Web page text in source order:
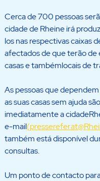
Cerca de 700 pessoas
cidade de Rheine irá
los nas respectivas caixas
afectados de que terão de
casas e tambémlocais de
As pessoas que
as suas casas sem ajuda
imediatamente a
e-mail
também está disponível
consultas.
Um ponto de contacto